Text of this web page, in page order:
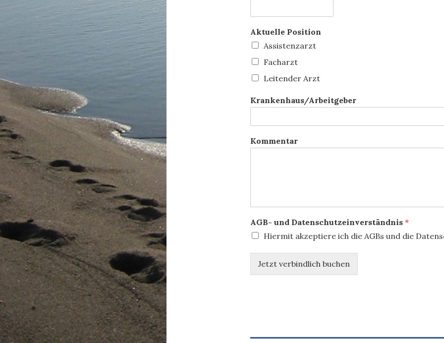
Aktuelle Position
Assistenzarzt
Facharzt
Leitender Arzt
Krankenhaus/Arbeitgeber
Kommentar
AGB- und Datenschutzeinverständnis *
Hiermit akzeptiere ich die AGBs und die
Jetzt verbindlich buchen